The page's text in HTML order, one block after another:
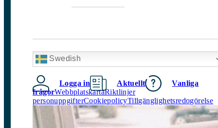
Swedish
Logga in Aktuellt
Vanliga
frågorWebbplatskartaRiktlinjer
personuppgifterCookiepolicyTillgänglighetsredogörelse